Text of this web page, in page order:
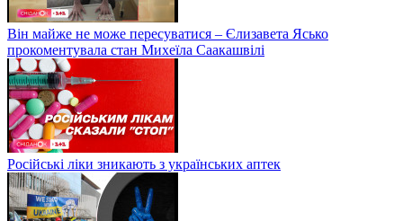
Він майже не може пересуватися – Єлизавета Ясько
прокоментувала стан Михеїла Саакашвілі
Російські ліки зникають з українських аптек